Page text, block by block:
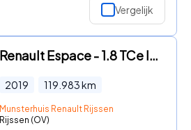
Vergelijk
Renault Espace - 1.8 TCe Intens 7p. - 2.000kg trekgewicht, Glazendak - Dodeho
2019 119.983km
Munsterhuis Renault Rijssen
Rijssen (OV)